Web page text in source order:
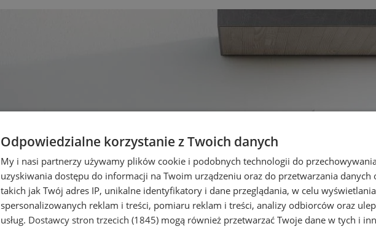
Odpowiedzialne korzystanie z Twoich danych
My i nasi partnerzy używamy plików cookie i podobnych technologii do
uzyskiwania dostępu do informacji na Twoim urządzeniu oraz do przetwarzania danych
takich jak Twój adres IP, unikalne identyfikatory i dane przeglądania, w celu wyświetlania
spersonalizowanych reklam i treści, pomiaru reklam i treści, analizy odbiorców oraz
usług. Dostawcy stron trzecich (1845) mogą również przetwarzać Twoje dane w tych i